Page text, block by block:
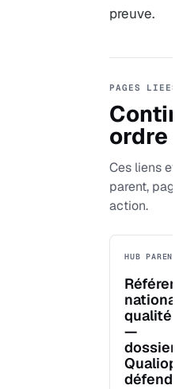
preuve.
PAGES LIEES
ordre
Ces liens
parent,
action.
HUB PARENT
national
qualité
—
dossier